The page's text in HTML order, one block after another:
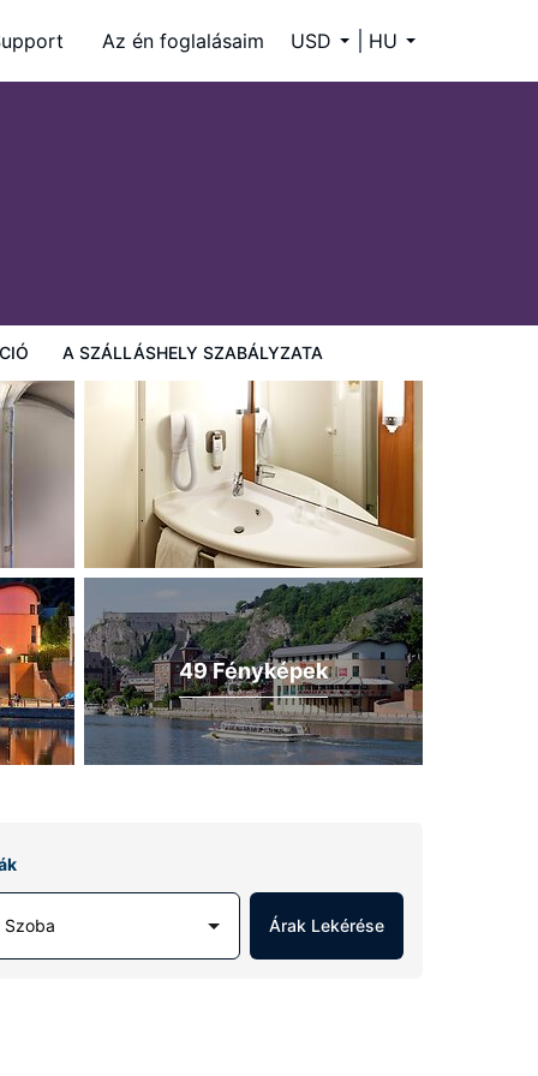
Az én foglalásaim USD HU
A SZÁLLÁSHELY SZABÁLYZATA
49 Fényképek
Szoba Árak Lekérése